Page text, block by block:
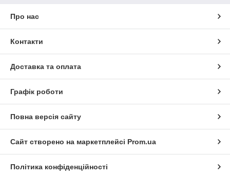
Про нас
Контакти
Доставка та оплата
Графік роботи
Повна версія сайту
Сайт створено на маркетплейсі Prom.ua
Політика конфіденційності